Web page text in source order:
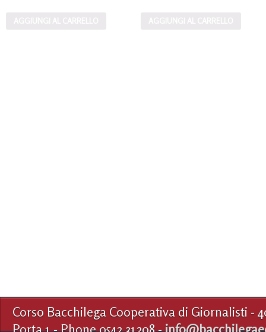
Corso Bacchilega Cooperativa di Giornalisti -
Porta 1 - Phone 0542.31208 -